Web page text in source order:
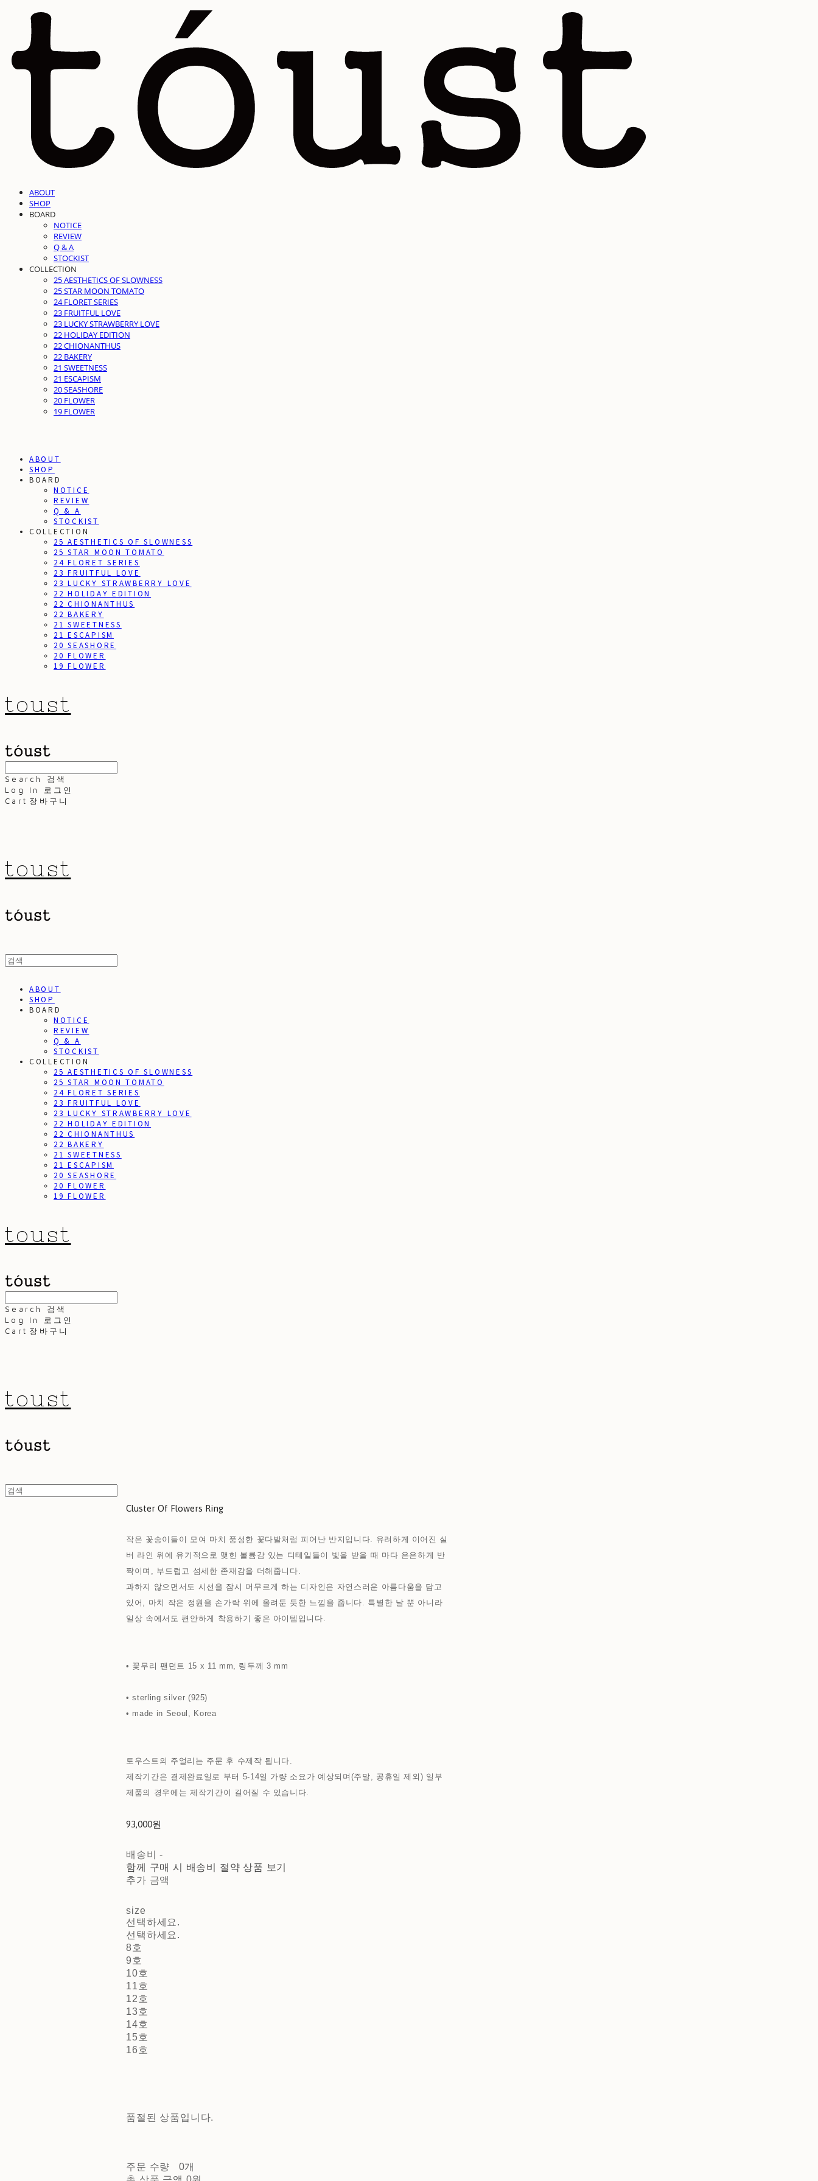
ABOUT
SHOP
BOARD
NOTICE
REVIEW
Q & A
STOCKIST
COLLECTION
25 AESTHETICS OF SLOWNESS
25 STAR MOON TOMATO
24 FLORET SERIES
23 FRUITFUL LOVE
23 LUCKY STRAWBERRY LOVE
22 HOLIDAY EDITION
22 CHIONANTHUS
22 BAKERY
21 SWEETNESS
21 ESCAPISM
20 SEASHORE
20 FLOWER
19 FLOWER
ABOUT
SHOP
BOARD
NOTICE
REVIEW
Q & A
STOCKIST
COLLECTION
25 AESTHETICS OF SLOWNESS
25 STAR MOON TOMATO
24 FLORET SERIES
23 FRUITFUL LOVE
23 LUCKY STRAWBERRY LOVE
22 HOLIDAY EDITION
22 CHIONANTHUS
22 BAKERY
21 SWEETNESS
21 ESCAPISM
20 SEASHORE
20 FLOWER
19 FLOWER
toust
Search
검색
Log In
로그인
Cart 장바구니
toust
ABOUT
SHOP
BOARD
NOTICE
REVIEW
Q & A
STOCKIST
COLLECTION
25 AESTHETICS OF SLOWNESS
25 STAR MOON TOMATO
24 FLORET SERIES
23 FRUITFUL LOVE
23 LUCKY STRAWBERRY LOVE
22 HOLIDAY EDITION
22 CHIONANTHUS
22 BAKERY
21 SWEETNESS
21 ESCAPISM
20 SEASHORE
20 FLOWER
19 FLOWER
toust
Search
검색
Log In
로그인
Cart 장바구니
toust
Cluster Of Flowers Ring
작은 꽃송이들이 모여 마치 풍성한 꽃다발처럼 피어난 반지입니다. 유려하게 이어진 실
버 라인 위에 유기적으로 맺힌 볼륨감 있는 디테일들이 빛을 받을 때 마다 은은하게 반
짝이며, 부드럽고 섬세한 존재감을 더해줍니다.
과하지 않으면서도 시선을 잠시 머무르게 하는 디자인은 자연스러운 아름다움을 담고
있어, 마치 작은 정원을 손가락 위에 올려둔 듯한 느낌을 줍니다. 특별한 날 뿐 아니라
일상 속에서도 편안하게 착용하기 좋은 아이템입니다.
• 꽃무리 팬던트 15 x 11 mm, 링두께 3 mm
• sterling silver (925)
• made in Seoul, Korea
토우스트의 주얼리는 주문 후 수제작 됩니다.
제작기간은 결제완료일로 부터 5-14일 가량 소요가 예상되며(주말, 공휴일 제외) 일부
제품의 경우에는 제작기간이 길어질 수 있습니다.
93,000원
배송비-
함께 구매 시 배송비 절약 상품 보기
추가 금액
size
선택하세요.
선택하세요.
8호
9호
10호
11호
12호
13호
14호
15호
16호
품절된 상품입니다.
주문 수량
0개